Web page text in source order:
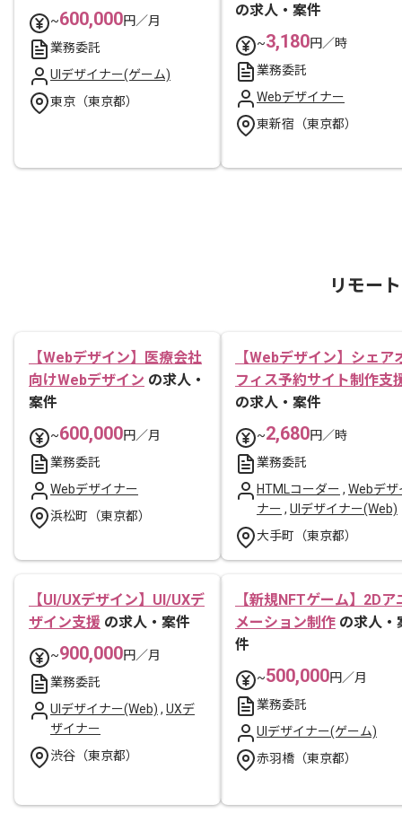
~600,000円／月
業務委託
UIデザイナー(ゲーム)
東京（東京都）
の求人・案件
~3,180円／時
業務委託
Webデザイナー
東新宿（東京都）
リモー
【Webデザイン】医療会社
向けWebデザイン の求人・
案件
~600,000円／月
業務委託
Webデザイナー
浜松町（東京都）
【Webデザイン】シェア
フィス予約サイト制作支
の求人・案件
~2,680円／時
業務委託
HTMLコーダー , Webデザ
ナー , UIデザイナー(Web)
大手町（東京都）
【UI/UXデザイン】UI/UXデ
ザイン支援 の求人・案件
~900,000円／月
業務委託
UIデザイナー(Web) , UXデ
ザイナー
渋谷（東京都）
【新規NFTゲーム】2Dア
メーション制作 の求人・
件
~500,000円／月
業務委託
UIデザイナー(ゲーム)
赤羽橋（東京都）